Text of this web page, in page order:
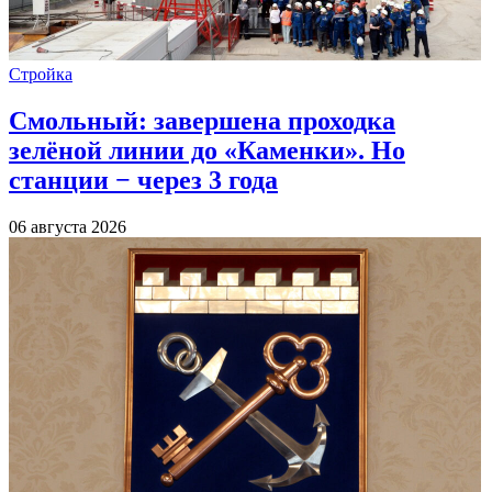
Стройка
Смольный: завершена проходка
зелёной линии до «Каменки». Но
станции − через 3 года
06 августа 2026